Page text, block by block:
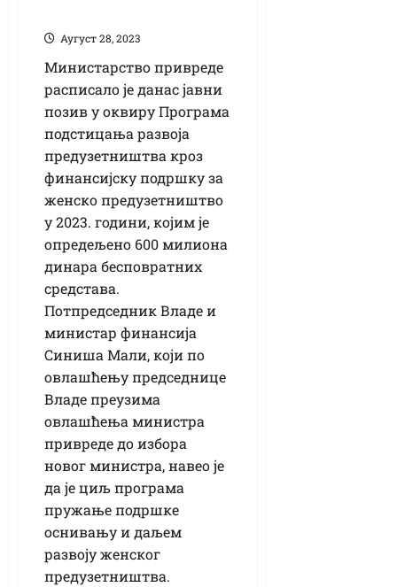
Аугуст 28, 2023
Министарство привреде
расписало је данас јавни
позив у оквиру Програма
подстицања развоја
предузетништва кроз
финансијску подршку за
женско предузетништво
у 2023. години, којим је
опредељено 600 милиона
динара бесповратних
средстава.
Потпредседник Владе и
министар финансија
Синиша Мали, који по
овлашћењу председнице
Владе преузима
овлашћења министра
привреде до избора
новог министра, навео је
да је циљ програма
пружање подршке
оснивању и даљем
развоју женског
предузетништва.